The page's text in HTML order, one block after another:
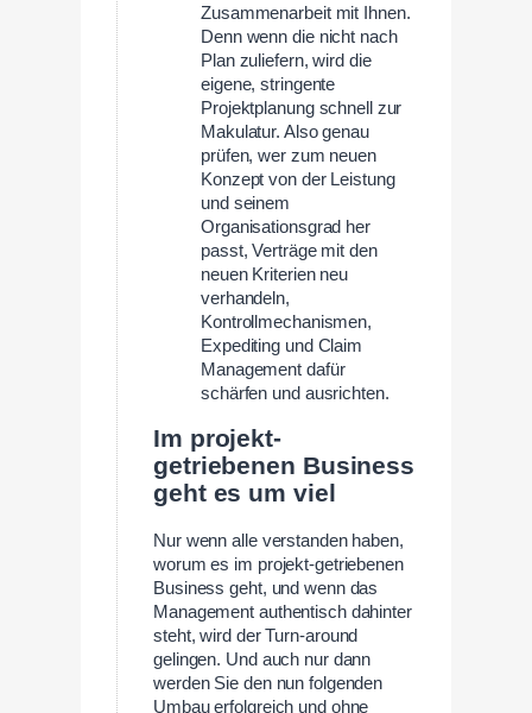
Zusammenarbeit mit Ihnen.
Denn wenn die nicht nach
Plan zuliefern, wird die
eigene, stringente
Projektplanung schnell zur
Makulatur. Also genau
prüfen, wer zum neuen
Konzept von der Leistung
und seinem
Organisationsgrad her
passt, Verträge mit den
neuen Kriterien neu
verhandeln,
Kontrollmechanismen,
Expediting und Claim
Management dafür
schärfen und ausrichten.
Im projekt-
getriebenen Business
geht es um viel
Nur wenn alle verstanden haben,
worum es im projekt-getriebenen
Business geht, und wenn das
Management authentisch dahinter
steht, wird der Turn-around
gelingen. Und auch nur dann
werden Sie den nun folgenden
Umbau erfolgreich und ohne